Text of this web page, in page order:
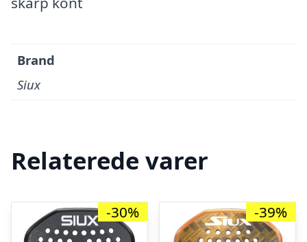
Brand
Siux
Relaterede varer
-30% -39%